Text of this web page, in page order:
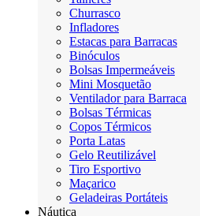
Churrasco
Infladores
Estacas para Barracas
Binóculos
Bolsas Impermeáveis
Mini Mosquetão
Ventilador para Barraca
Bolsas Térmicas
Copos Térmicos
Porta Latas
Gelo Reutilizável
Tiro Esportivo
Maçarico
Geladeiras Portáteis
Náutica